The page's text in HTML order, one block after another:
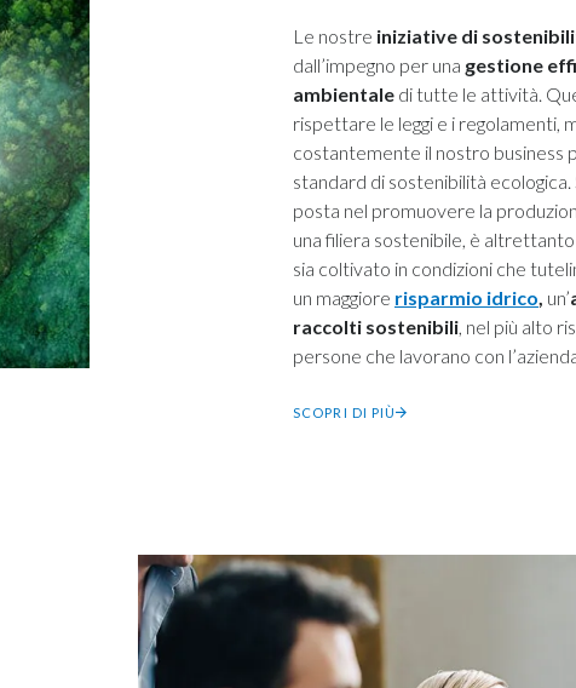
Le nostre iniziative di
dall’impegno per una gestione
ambientale di tutte le attività.
rispettare le leggi e i regolamenti,
costantemente il nostro business
standard di sostenibilità
posta nel promuovere la
una filiera sostenibile, è
sia coltivato in condizioni che
un maggiore risparmio idrico, un’
raccolti sostenibili, nel più alto
persone che lavorano con
SCOPRI DI PIÙ